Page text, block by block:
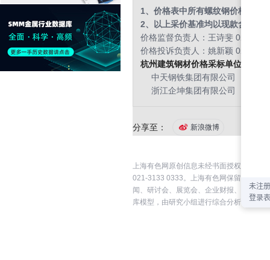
1、价格表中所有螺纹钢价格为理
2、以上采价基准均以现款含税转
价格监督负责人：王诗斐 021-
价格投诉负责人：姚新颖 021-
杭州建筑钢材价格采标单位：
中天钢铁集团有限公司
浙江企坤集团有限公司
分享至： 新浪微博
上海有色网原创信息未经书面授权，禁止
021-3133 0333。上海有色网保留追究侵
闻、研讨会、展览会、企业财报、券商报
库模型，由研究小组进行综合分析和合理